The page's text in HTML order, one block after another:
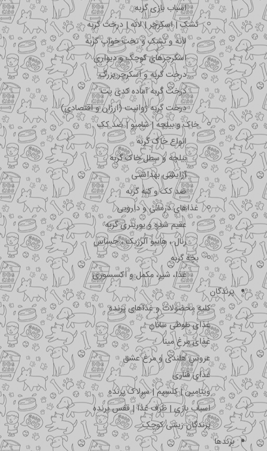
اسباب بازی گربه
تشک | اسکرچر | لانه | درخت گربه
لانه و تشک و تخت خواب گربه
اسکرچرهای کوچک و دیواری
درخت گربه و اسکرچر بزرگ
درخت گربه آماده کدی پت
درخت گربه ژوانیت (ارزان و اقتصادی)
خاک و بیلچه | شامپو | ضد کک
انواع خاک گربه
بیلچه و سطل خاک گربه
آرایشی بهداشتی
ضد کک و کنه گربه
غذاهای درمانی و دارویی
عقیم شده و یورینری گربه
رنال ، هایپو آلرژیک ، حساس
بچه گربه
غذا، شیر، مکمل و اکسسوری
پرندگان
کلیه محصولات و غذاهای پرنده
غذای طوطی سانان
غذای مرغ مینا
عروس هلندی و مرغ عشق
غذای قناری
ویتامین | کلسیم | سرلاک پرنده
اسباب بازی | ظرف غذا | قفس پرنده
پرندگان زینتی کوچک
برندها